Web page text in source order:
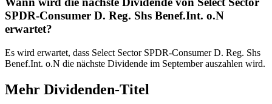
SPDR-Consumer D. Reg. Shs Benef.Int. o.N
erwartet?
Es wird erwartet, dass Select Sector SPDR-Consumer D. Reg. Shs
Benef.Int. o.N die nächste Dividende im September auszahlen wird.
Mehr Dividenden-Titel